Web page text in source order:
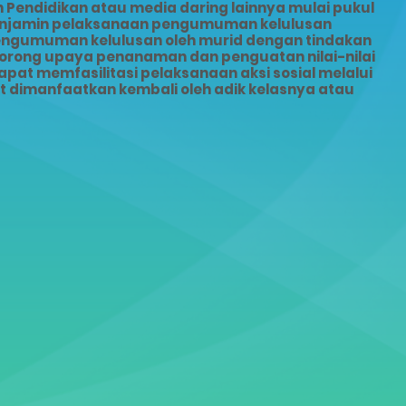
atau media daring lainnya mulai pukul
pelaksanaan pengumuman kelulusan
kelulusan oleh murid dengan tindakan
upaya penanaman dan penguatan nilai-nilai
memfasilitasi pelaksanaan aksi sosial melalui
kembali oleh adik kelasnya atau